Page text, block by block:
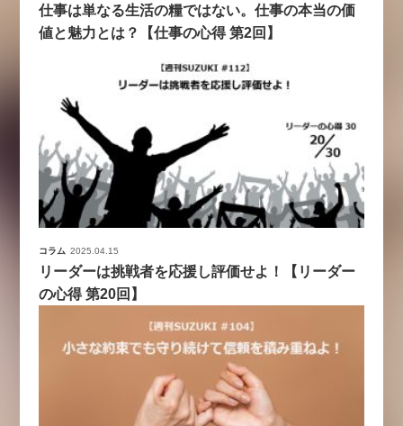
仕事は単なる生活の糧ではない。仕事の本当の価
値と魅力とは？【仕事の心得 第2回】
コラム 2025.04.15
リーダーは挑戦者を応援し評価せよ！【リーダー
の心得 第20回】